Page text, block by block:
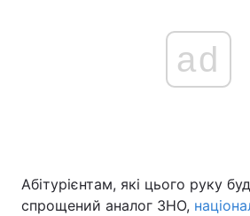
Головна Війна
ad
Абітурієнтам, які цього руку
спрощений аналог ЗНО,